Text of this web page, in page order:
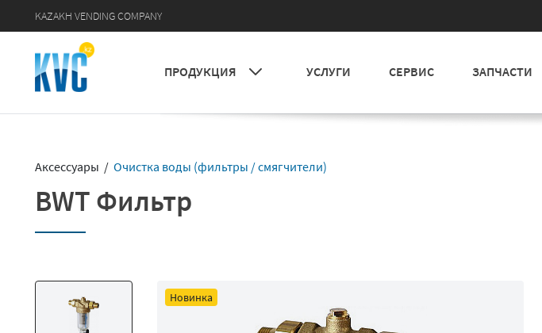
KAZAKH VENDING COMPANY
ПРОДУКЦИЯ УСЛУГИ СЕРВИС ЗАПЧАСТИ
Аксессуары / Очистка воды (фильтры / смягчители)
BWT Фильтр
Новинка